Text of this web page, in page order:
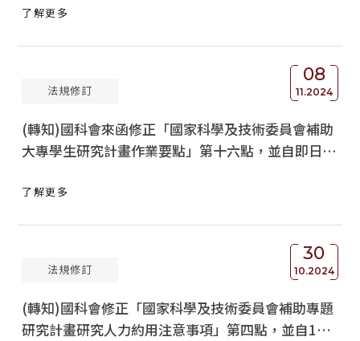
了解更多
08
11.2024
法規修訂
(轉知)國科會來函修正「國家科學及技術委員會補助
大專學生研究計畫作業要點」第十六點，並自即日生
了解更多
30
10.2024
法規修訂
(轉知)國科會修正「國家科學及技術委員會補助專題
研究計畫研究人力約用注意事項」第四點，並自114